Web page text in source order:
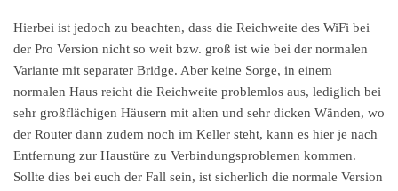
Hierbei ist jedoch zu beachten, dass die Reichweite des WiFi bei
der Pro Version nicht so weit bzw. groß ist wie bei der normalen
Variante mit separater Bridge. Aber keine Sorge, in einem
normalen Haus reicht die Reichweite problemlos aus, lediglich bei
sehr großflächigen Häusern mit alten und sehr dicken Wänden, wo
der Router dann zudem noch im Keller steht, kann es hier je nach
Entfernung zur Haustüre zu Verbindungsproblemen kommen.
Sollte dies bei euch der Fall sein, ist sicherlich die normale Version